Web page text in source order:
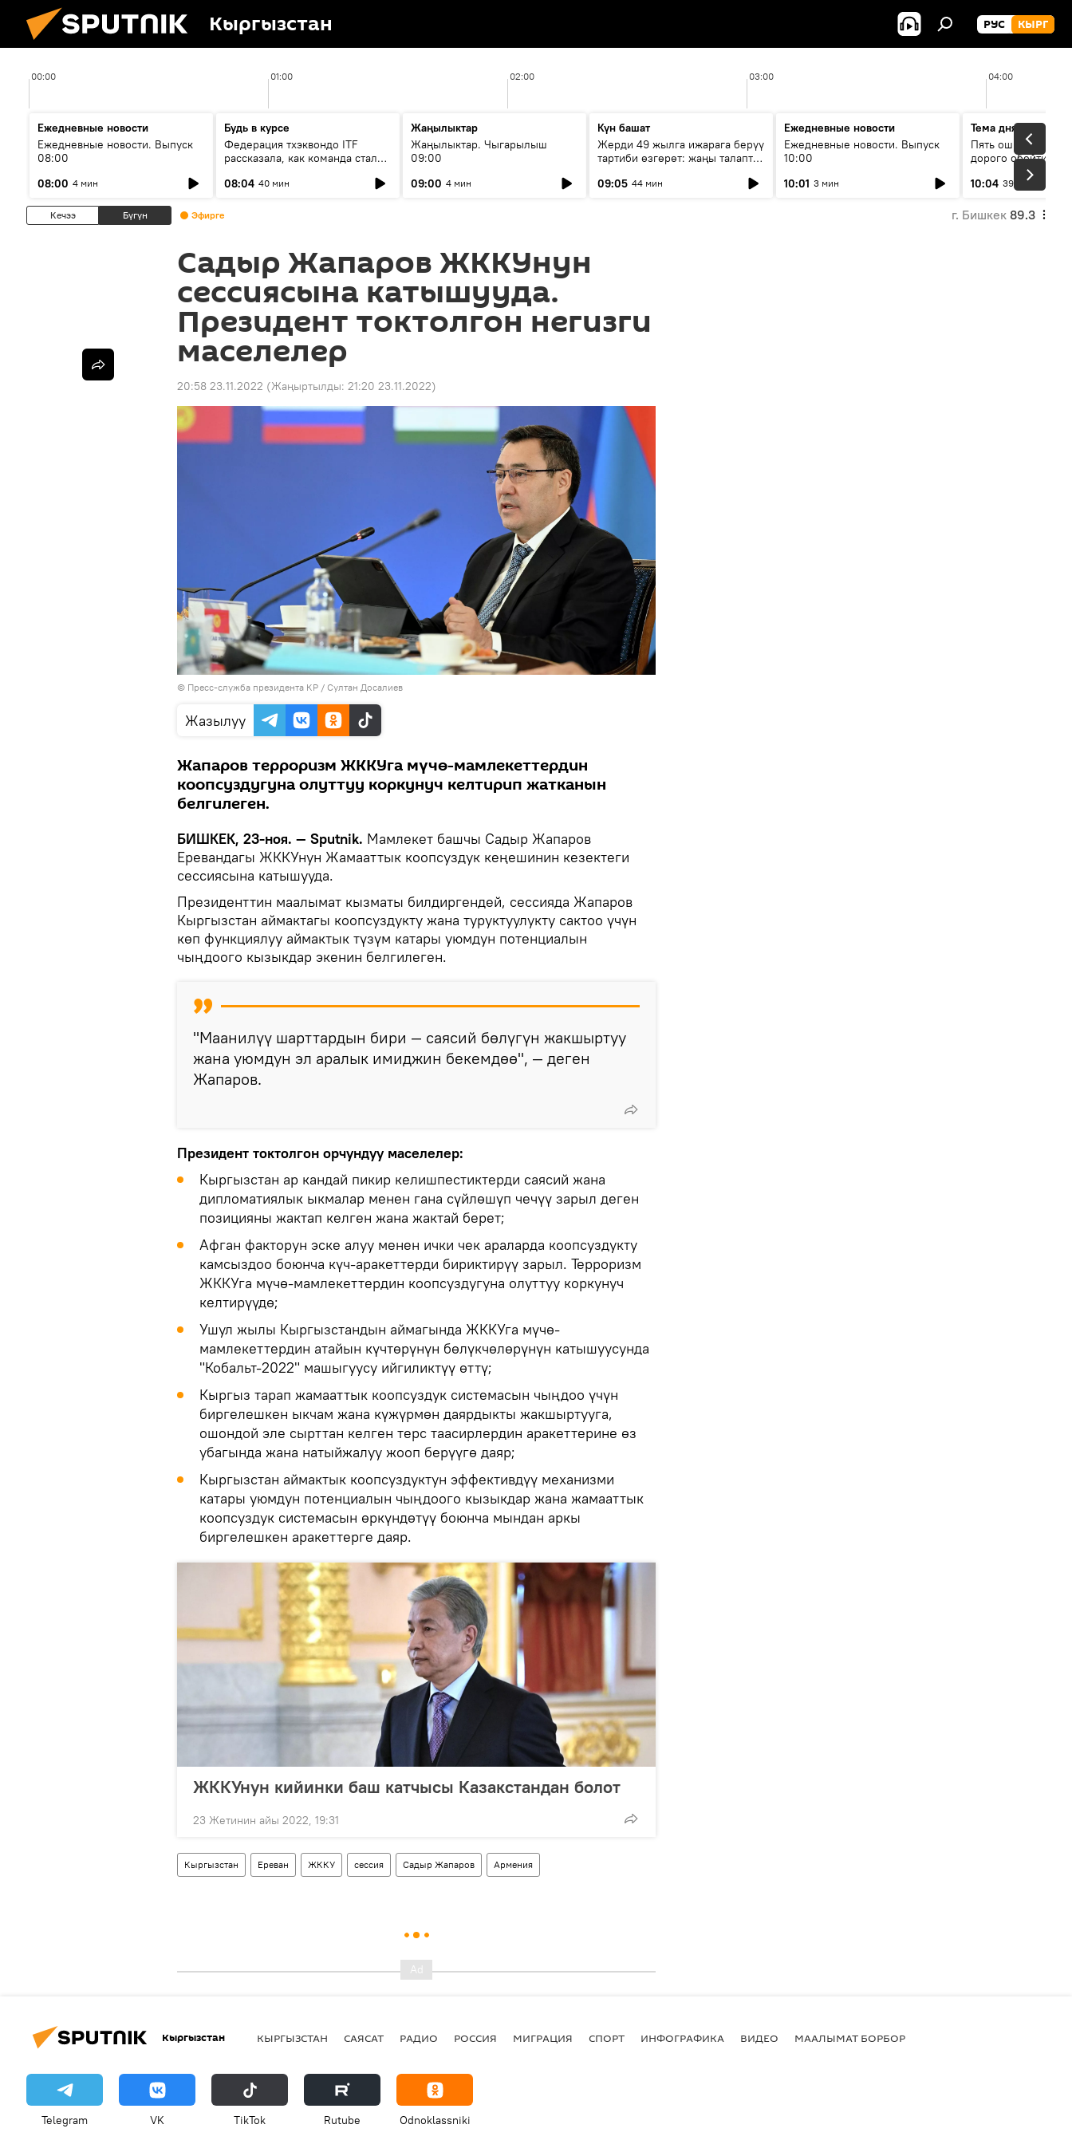
Кыргызстан РУС КЫРГ
00:00 01:00 02:00 03:00 04:00
Ежедневные новости
Ежедневные новости. Выпуск
08:00
08:00 4 мин
Будь в курсе
Федерация тхэквондо ITF
рассказала, как команда стала
08:04 40 мин
Жаңылыктар
Жаңылыктар. Чыгарылыш
09:00
09:00 4 мин
Күн башат
Жерди 49 жылга ижарага берүү
тартиби өзгөрөт: жаңы талаптар
09:05 44 мин
Ежедневные новости
Ежедневные новости. Выпуск
10:00
10:01 3 мин
Тема дня
Пять ошибок
дорого обойтись
10:04 39 мин
Кечээ Бүгүн Эфирге г. Бишкек 89.3
Садыр Жапаров ЖККУнун
сессиясына катышууда.
Президент токтолгон негизги
маселелер
20:58 23.11.2022 (Жаңыртылды: 21:20 23.11.2022)
© Пресс-служба президента КР / Султан Досалиев
Жазылуу
Жапаров терроризм ЖККУга мүчө-мамлекеттердин
коопсуздугуна олуттуу коркунуч келтирип жатканын
белгилеген.
БИШКЕК, 23-ноя. — Sputnik. Мамлекет башчы Садыр Жапаров
Еревандагы ЖККУнун Жамааттык коопсуздук кеңешинин кезектеги
сессиясына катышууда.
Президенттин маалымат кызматы билдиргендей, сессияда Жапаров
Кыргызстан аймактагы коопсуздукту жана туруктуулукту сактоо үчүн
көп функциялуу аймактык түзүм катары уюмдун потенциалын
чыңдоого кызыкдар экенин белгилеген.
"Маанилүү шарттардын бири — саясий бөлүгүн жакшыртуу
жана уюмдун эл аралык имиджин бекемдөө", — деген
Жапаров.
Президент токтолгон орчундуу маселелер:
Кыргызстан ар кандай пикир келишпестиктерди саясий жана
дипломатиялык ыкмалар менен гана сүйлөшүп чечүү зарыл деген
позицияны жактап келген жана жактай берет;
Афган факторун эске алуу менен ички чек араларда коопсуздукту
камсыздоо боюнча күч-аракеттерди бириктирүү зарыл. Терроризм
ЖККУга мүчө-мамлекеттердин коопсуздугуна олуттуу коркунуч
келтирүүдө;
Ушул жылы Кыргызстандын аймагында ЖККУга мүчө-
мамлекеттердин атайын күчтөрүнүн бөлүкчөлөрүнүн катышуусунда
"Кобальт-2022" машыгуусу ийгиликтүү өттү;
Кыргыз тарап жамааттык коопсуздук системасын чыңдоо үчүн
биргелешкен ыкчам жана күжүрмөн даярдыкты жакшыртууга,
ошондой эле сырттан келген терс таасирлердин аракеттерине өз
убагында жана натыйжалуу жооп берүүгө даяр;
Кыргызстан аймактык коопсуздуктун эффективдүү механизми
катары уюмдун потенциалын чыңдоого кызыкдар жана жамааттык
коопсуздук системасын өркүндөтүү боюнча мындан аркы
биргелешкен аракеттерге даяр.
ЖККУнун кийинки баш катчысы Казакстандан болот
23 Жетинин айы 2022, 19:31
Кыргызстан Ереван ЖККУ сессия Садыр Жапаров Армения
Кыргызстан КЫРГЫЗСТАН САЯСАТ РАДИО РОССИЯ МИГРАЦИЯ СПОРТ ИНФОГРАФИКА ВИДЕО МААЛЫМАТ БОРБОР
Telegram VK ТikТоk Rutube Odnoklassniki